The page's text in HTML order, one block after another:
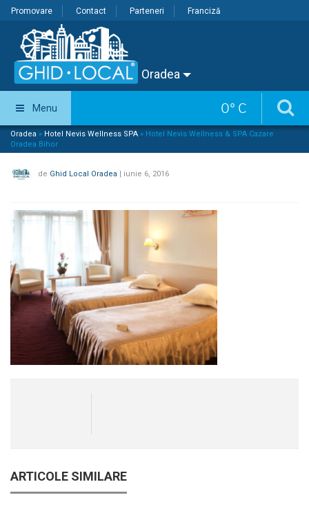
Promovare Contact Parteneri Franciză
Oradea
0° C
Menu
Oradea » Hotel Nevis Wellness SPA » Hotel Nevis Wellness & SPA Cazare
Oradea Bihor
de Ghid Local Oradea | iunie 6, 2016
ARTICOLE SIMILARE